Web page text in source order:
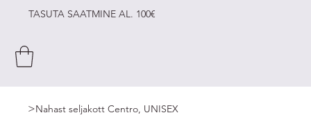
TASUTA SAATMINE AL. 100€
>Nahast seljakott Centro, UNISEX